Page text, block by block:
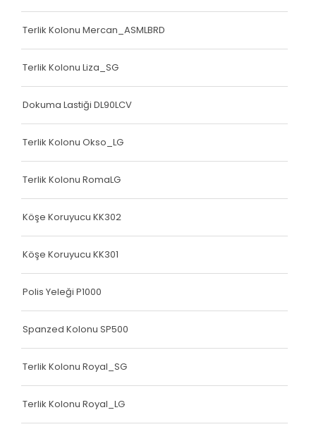
Terlik Kolonu Mercan_ASMLBRD
Terlik Kolonu Liza_SG
Dokuma Lastiği DL90LCV
Terlik Kolonu Okso_LG
Terlik Kolonu RomaLG
Köşe Koruyucu KK302
Köşe Koruyucu KK301
Polis Yeleği P1000
Spanzed Kolonu SP500
Terlik Kolonu Royal_SG
Terlik Kolonu Royal_LG